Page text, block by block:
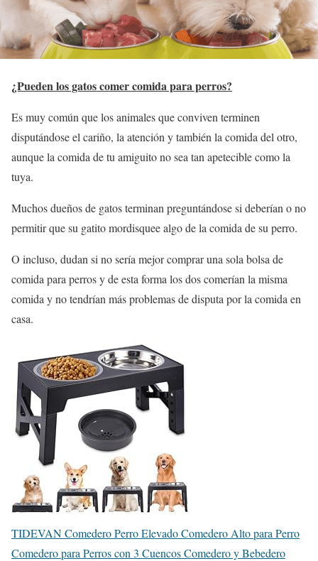
¿Pueden los gatos comer comida para perros?
Es muy común que los animales que conviven terminen
disputándose el cariño, la atención y también la comida del otro,
aunque la comida de tu amiguito no sea tan apetecible como la
tuya.
Muchos dueños de gatos terminan preguntándose si deberían o no
permitir que su gatito mordisquee algo de la comida de su perro.
O incluso, dudan si no sería mejor comprar una sola bolsa de
comida para perros y de esta forma los dos comerían la misma
comida y no tendrían más problemas de disputa por la comida en
casa.
TIDEVAN Comedero Perro Elevado Comedero Alto para Perro
Comedero para Perros con 3 Cuencos Comedero y Bebedero